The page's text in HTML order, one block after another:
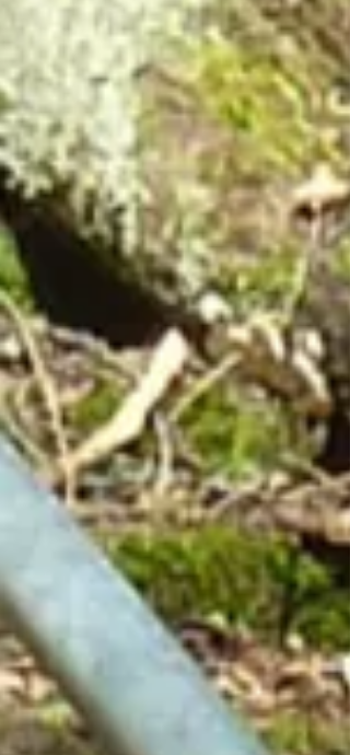
gestalten – und wie sicher wir uns in dieser Welt
fühlen.